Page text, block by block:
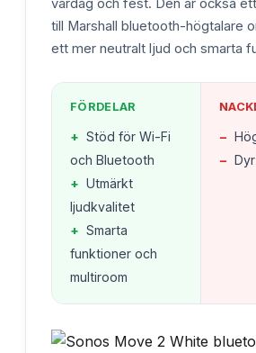
vardag och fest. Den är också
till Marshall bluetooth-högtalare
ett mer neutralt ljud och smarta
FÖRDELAR
+ Stöd för Wi-Fi
och Bluetooth
+ Utmärkt
ljudkvalitet
+ Smarta
funktioner och
multiroom
−
− Dyr